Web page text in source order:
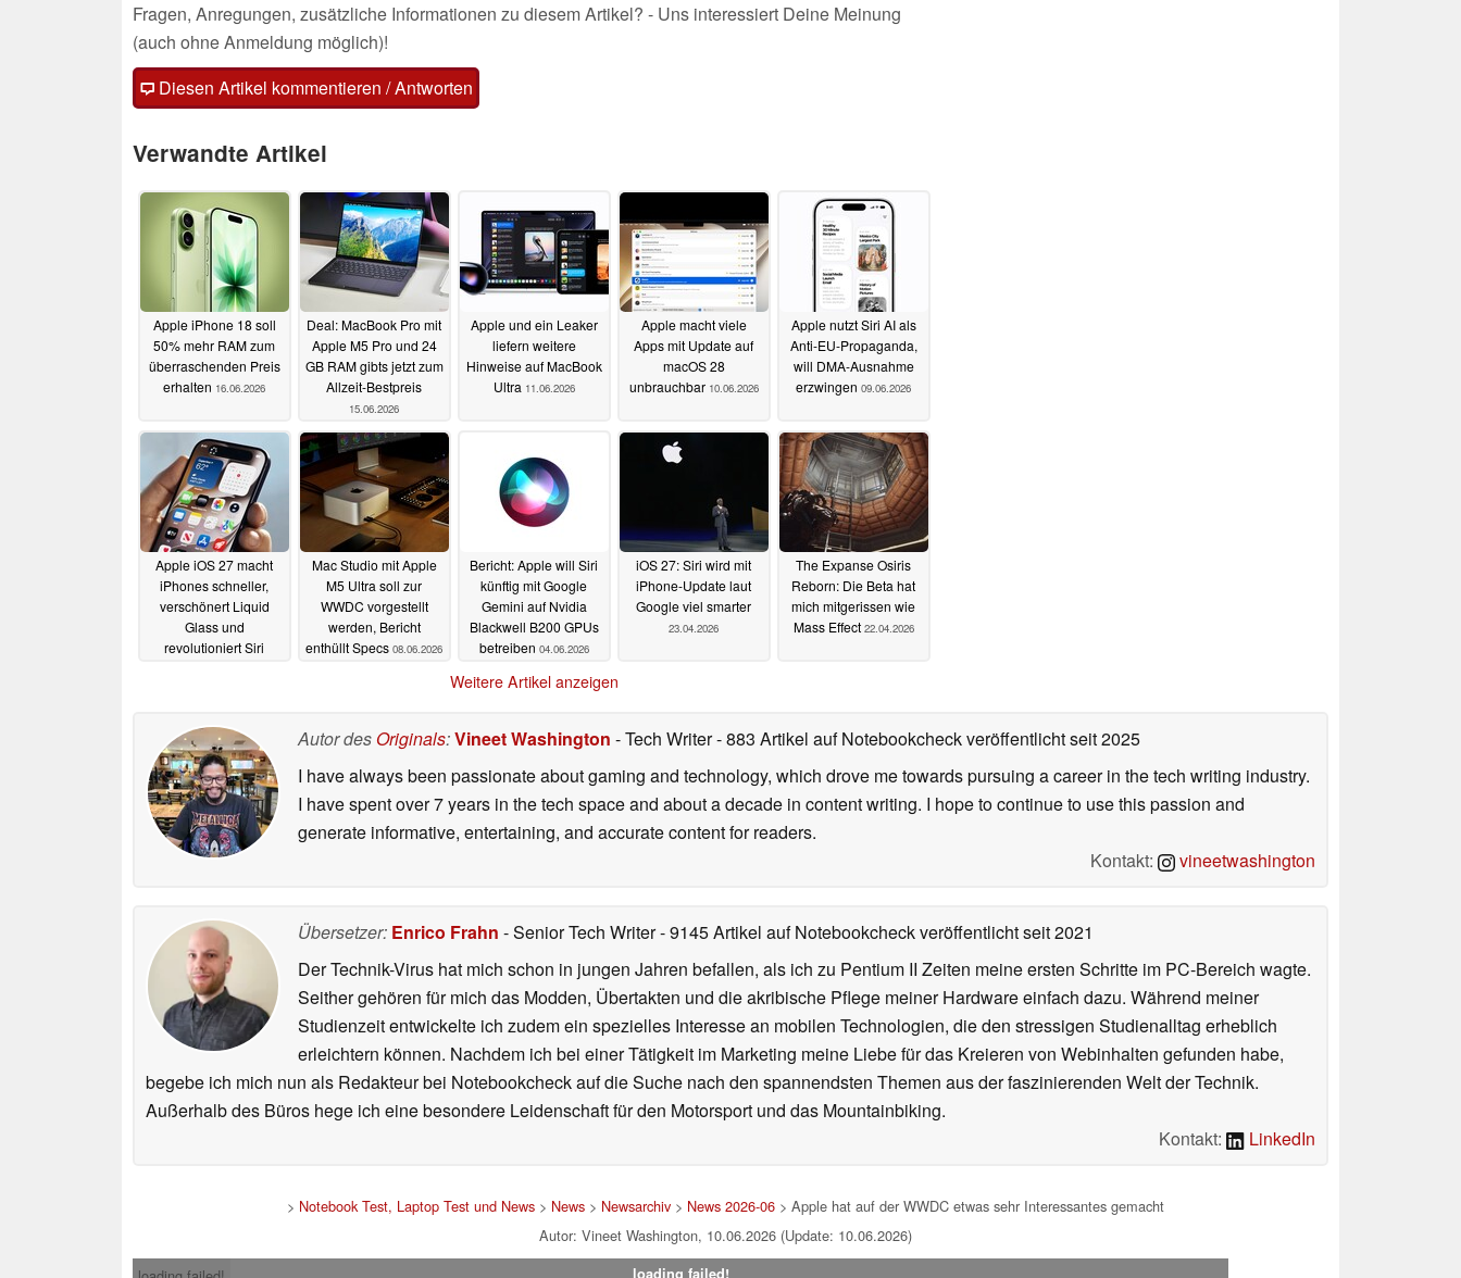
Fragen, Anregungen, zusätzliche Informationen zu diesem Artikel? - Uns interessiert Deine Meinung
(auch ohne Anmeldung möglich)!
Diesen Artikel kommentieren / Antworten
Verwandte Artikel
Apple iPhone 18 soll
50% mehr RAM zum
überraschenden Preis
erhalten 16.06.2026
Deal: MacBook Pro mit
Apple M5 Pro und 24
GB RAM gibts jetzt zum
Allzeit-Bestpreis
15.06.2026
Apple und ein Leaker
liefern weitere
Hinweise auf MacBook
Ultra 11.06.2026
Apple macht viele
Apps mit Update auf
macOS 28
unbrauchbar 10.06.2026
Apple nutzt Siri AI als
Anti-EU-Propaganda,
will DMA-Ausnahme
erzwingen 09.06.2026
Apple iOS 27 macht
iPhones schneller,
verschönert Liquid
Glass und
revolutioniert Siri
Mac Studio mit Apple
M5 Ultra soll zur
WWDC vorgestellt
werden, Bericht
enthüllt Specs 08.06.2026
Bericht: Apple will Siri
künftig mit Google
Gemini auf Nvidia
Blackwell B200 GPUs
betreiben 04.06.2026
iOS 27: Siri wird mit
iPhone-Update laut
Google viel smarter
23.04.2026
The Expanse Osiris
Reborn: Die Beta hat
mich mitgerissen wie
Mass Effect 22.04.2026
Weitere Artikel anzeigen
Autor des Originals:Vineet Washington - Tech Writer- 883 Artikel auf Notebookcheck veröffentlichtseit 2025
I have always been passionate about gaming and technology, which drove me towards pursuing a career in the tech writing industry.
I have spent over 7 years in the tech space and about a decade in content writing. I hope to continue to use this passion and
generate informative, entertaining, and accurate content for readers.
Kontakt:
vineetwashington
Übersetzer: Enrico Frahn - Senior Tech Writer- 9145 Artikel auf Notebookcheck veröffentlichtseit 2021
Der Technik-Virus hat mich schon in jungen Jahren befallen, als ich zu Pentium II Zeiten meine ersten Schritte im PC-Bereich wagte.
Seither gehören für mich das Modden, Übertakten und die akribische Pflege meiner Hardware einfach dazu. Während meiner
Studienzeit entwickelte ich zudem ein spezielles Interesse an mobilen Technologien, die den stressigen Studienalltag erheblich
erleichtern können. Nachdem ich bei einer Tätigkeit im Marketing meine Liebe für das Kreieren von Webinhalten gefunden habe,
begebe ich mich nun als Redakteur bei Notebookcheck auf die Suche nach den spannendsten Themen aus der faszinierenden Welt der Technik.
Außerhalb des Büros hege ich eine besondere Leidenschaft für den Motorsport und das Mountainbiking.
Kontakt:
LinkedIn
> Notebook Test, Laptop Test und News> News> Newsarchiv> News 2026-06> Apple hat auf der WWDC etwas sehr Interessantes gemacht
Autor: Vineet Washington, 10.06.2026 (Update: 10.06.2026)
loading failed!